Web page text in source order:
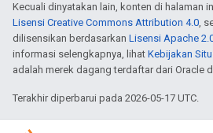
Kecuali dinyatakan lain, konten di halaman
Lisensi Creative Commons Attribution 4.0,
dilisensikan berdasarkan Lisensi Apache
informasi selengkapnya, lihat Kebijakan
adalah merek dagang terdaftar dari Oracle
Terakhir diperbarui pada 2026-05-17 UTC.